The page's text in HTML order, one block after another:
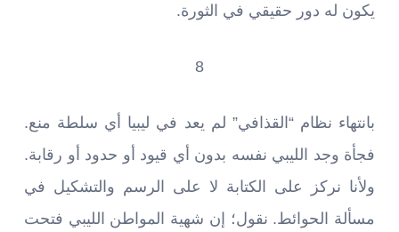
يكون له دور حقيقي في الثورة.
8
بانتهاء نظام “القذافي” لم يعد في ليبيا أي سلطة منع.
فجأة وجد الليبي نفسه بدون أي قيود أو حدود أو رقابة.
ولأنا نركز على الكتابة لا على الرسم والتشكيل في
مسألة الحوائط. نقول؛ إن شهية المواطن الليبي فتحت